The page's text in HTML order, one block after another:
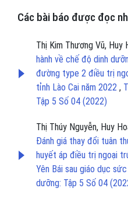
Các bài báo được đọc
Thị Kim Thương Vũ, Huy
hành về chế độ dinh
đường type 2 điều trị
tỉnh Lào Cai năm 2022 ,
Tập 5 Số 04 (2022)
Thị Thúy Nguyễn, Huy
Đánh giá thay đổi tuân
huyết áp điều trị ngoại
Yên Bái sau giáo dục
dưỡng: Tập 5 Số 04